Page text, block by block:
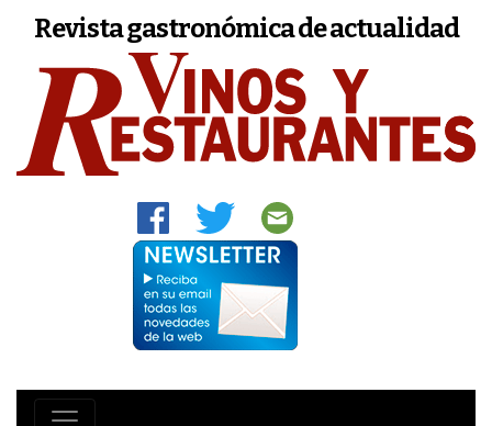
Revista gastronómica de actualidad